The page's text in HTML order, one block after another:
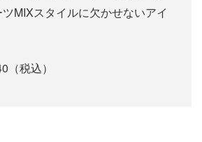
MIXスタイルに欠かせないアイ
（税込）